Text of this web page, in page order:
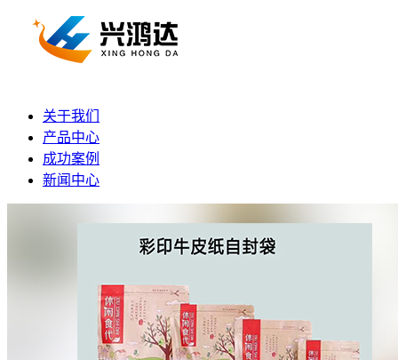
关于我们
产品中心
成功案例
新闻中心